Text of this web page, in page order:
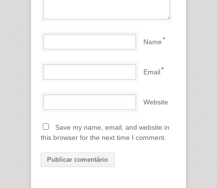
Name*
Email*
Website
Save my name, email, and website in
this browser for the next time I comment.